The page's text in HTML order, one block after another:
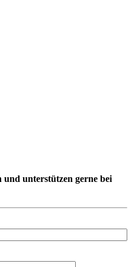
unterstützen gerne bei